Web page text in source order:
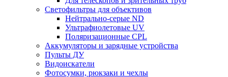
Светофильтры для объективов
Нейтрально-серые ND
Ультрафиолетовые UV
Поляризационные CPL
Аккумуляторы и зарядные устройства
Пульты ДУ
Видоискатели
Фотосумки, рюкзаки и чехлы